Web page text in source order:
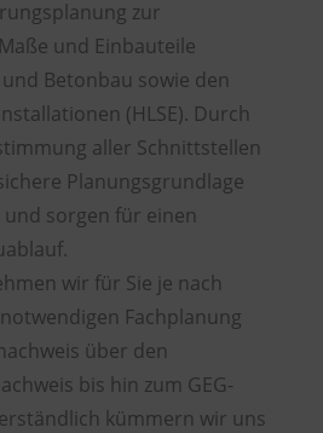
zur
und Einbauteile
Betonbau sowie den
(HLSE). Durch
aller Schnittstellen
Planungsgrundlage
sorgen für einen
wir für Sie je nach
Fachplanung
über den
bis hin zum GEG-
kümmern wir uns